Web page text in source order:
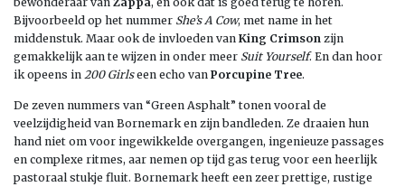
Bijvoorbeeld op het nummer She’s A Cow, met name in het
middenstuk. Maar ook de invloeden van King Crimson zijn
gemakkelijk aan te wijzen in onder meer Suit Yourself. En dan hoor
ik opeens in 200 Girlseen echo van Porcupine Tree.
De zeven nummers van “Green Asphalt” tonen vooral de
veelzijdigheid van Bornemark en zijn bandleden. Ze draaien hun
hand niet om voor ingewikkelde overgangen, ingenieuze passages
en complexe ritmes, aar nemen op tijd gas terug voor een heerlijk
pastoraal stukje fluit. Bornemark heeft een zeer prettige, rustige